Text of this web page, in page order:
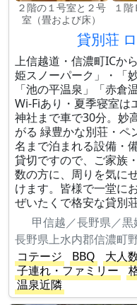
２階の１号室と２号
室（畳および床）
１
貸別荘
上信越道・信濃町ICか
姫スノーパーク」・「
「池の平温泉」「赤倉
Wi-Fiあり・夏季寝室は
神社まで車で30分。妙
がる 緑豊かな別荘・ペ
名まで泊まれる設備・
貸切ですので、ご家族
数の方に、周りを気に
けます。皆様で一堂に
ぜいたくで格安な貸別荘
甲信越／長野県／黒
長野県上水内郡信濃町
コテージ
BBQ 大人
子連れ・ファミリー
温泉近隣